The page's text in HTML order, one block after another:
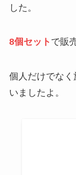
した。
8個セット で販
個人だけでなく
いましたよ。